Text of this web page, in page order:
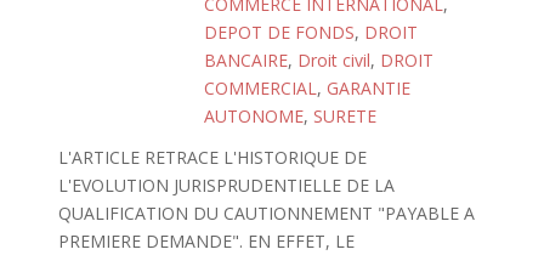
DEPOT DE FONDS, DROIT
BANCAIRE, Droit civil, DROIT
COMMERCIAL, GARANTIE
AUTONOME, SURETE
L'ARTICLE RETRACE L'HISTORIQUE DE
L'EVOLUTION JURISPRUDENTIELLE DE LA
QUALIFICATION DU CAUTIONNEMENT "PAYABLE A
PREMIERE DEMANDE". EN EFFET, LE